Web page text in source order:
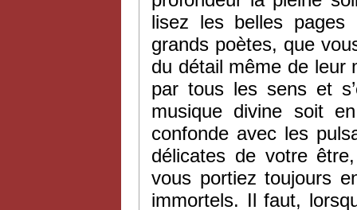
lisez les belles
grands poètes, que
du détail même de leur
par tous les sens et
musique divine soit
confonde avec les
délicates de votre
vous portiez toujours
immortels. Il faut,